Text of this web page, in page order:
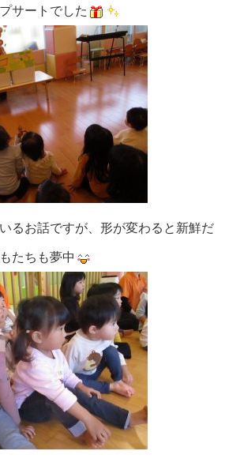
サートでした
るお話ですが、形が変わると新鮮だ
たちも夢中